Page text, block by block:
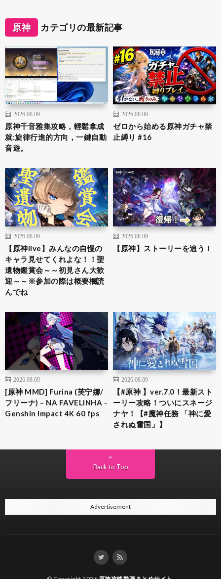
原神 カテゴリの最新記事
2026.08.09
原神千音雅集攻略，輕鬆拿成
就:旋律行進的方向，一鍵自動
音遊。
2026.08.09
ゼロから始める原神ガチャ禁
止縛り #16
2026.08.09
【原神live】みんなの自慢の
キャラ見せてくれよな！！聖
遺物鑑賞会～～初見さん大歓
迎～～※参加の際は概要欄読
んでね
2026.08.09
【原神】ストーリーを追う！
2026.08.09
[原神 MMD] Furina (芙宁娜/
フリーナ) – NA FAVELINHA -
Genshin Impact 4K 60 fps
2026.08.09
【#原神 】ver.7.0！最新スト
ーリー攻略！ついにスネージ
ナヤ！【#魔神任務 「神に愛
されぬ雪国」】
Back to Top
Advertisement